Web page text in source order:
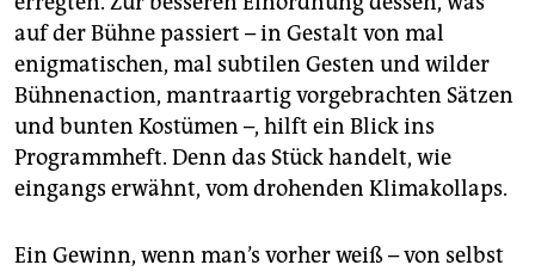
auf der Bühne passiert – in Gestalt von mal
enigmatischen, mal subtilen Gesten und wilder
Bühnenaction, mantraartig vorgebrachten Sätzen
und bunten Kostümen –, hilft ein Blick ins
Programmheft. Denn das Stück handelt, wie
eingangs erwähnt, vom drohenden Klimakollaps.
Ein Gewinn, wenn man’s vorher weiß – von selbst